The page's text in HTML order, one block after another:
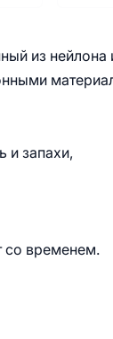
из
и запахи,
со временем.